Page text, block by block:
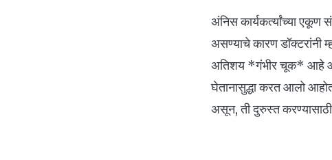
अंनिस कार्यकर्त्यांच्या एकूण
असण्याचे कारण डॉक्टरांनी
अतिशय *गंभीर चूक* आहे
घेतानासुद्धा करत आलो
असून, ती दुरुस्त